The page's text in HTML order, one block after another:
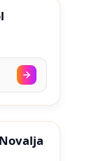
–25. sep.